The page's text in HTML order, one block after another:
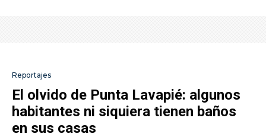
Reportajes
El olvido de Punta Lavapié: algunos
habitantes ni siquiera tienen baños
en sus casas